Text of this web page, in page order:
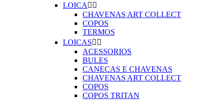
LOICA  
CHAVENAS ART COLLECT
COPOS
TERMOS
LOICAS 
ACESSORIOS
BULES
CANECAS E CHAVENAS
CHAVENAS ART COLLECT
COPOS
COPOS TRITAN